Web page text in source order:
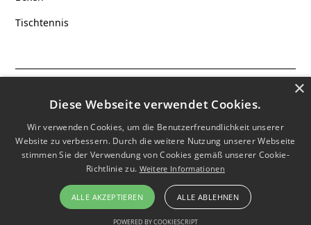
Tischtennis
Cookies
×
Diese Webseite verwendet Cookies.
Wir verwenden Cookies, um die Benutzerfreundlichkeit unserer
Website zu verbessern. Durch die weitere Nutzung unserer Webseite
stimmen Sie der Verwendung von Cookies gemäß unserer Cookie-
Richtlinie zu. Weitere Informationen
ALLE AKZEPTIEREN ALLE ABLEHNEN
POWERED BY COOKIESCRIPT